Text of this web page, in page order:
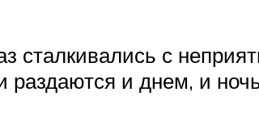
сталкивались с
и днем, и